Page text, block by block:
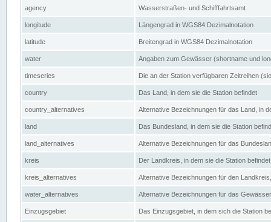
agency Wasserstraßen- und Schifffahrtsamt
longitude Längengrad in WGS84 Dezimalnotation
latitude Breitengrad in WGS84 Dezimalnotation
water Angaben zum Gewässer (shortname und
timeseries Die an der Station verfügbaren Zeitreihen
country Das Land, in dem sie die Station befindet
country_alternatives Alternative Bezeichnungen für das Land, in
land Das Bundesland, in dem sie die Station
land_alternatives Alternative Bezeichnungen für das
kreis Der Landkreis, in dem sie die Station befindet
kreis_alternatives Alternative Bezeichnungen für den
water_alternatives Alternative Bezeichnungen für das
Einzugsgebiet Das Einzugsgebiet, in dem sich die Station